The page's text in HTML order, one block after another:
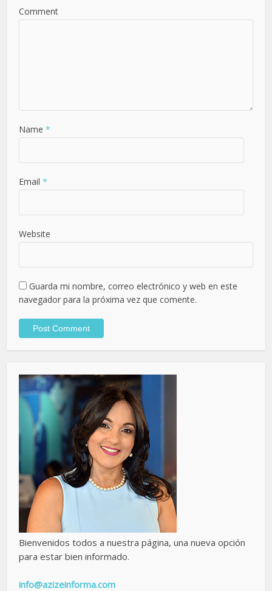
Comment
Name *
Email *
Website
Guarda mi nombre, correo electrónico y web en este
navegador para la próxima vez que comente.
Bienvenidos todos a nuestra página, una nueva opción
para estar bien informado.
info@azizeinforma.com